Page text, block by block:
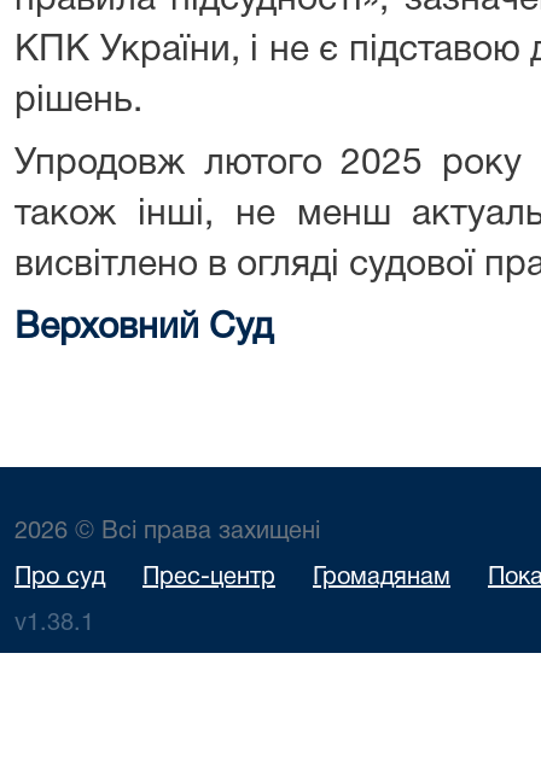
КПК України, і не є підставою
рішень.
Упродовж лютого 2025
також інші, не менш
висвітлено в огляді судової
Верховний Суд
2026 © Всі права захищені
Про суд Прес-центр Громадянам
v1.38.1